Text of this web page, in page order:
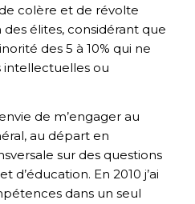
colère et de révolte
élites, considérant que
des 5 à 10% qui ne
intellectuelles ou
de m’engager au
au départ en
sur des questions
d’éducation. En 2010 j’ai
dans un seul